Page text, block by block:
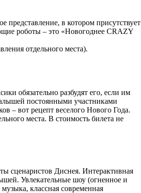
представление, в котором присутствует
роботы – это «Новогоднее CRAZY
отдельного места).
обязательно разбудят его, если им
постоянными участниками
– вот рецепт веселого Нового Года.
места. В стоимость билета не
сценаристов Диснея. Интерактивная
Увлекательные шоу (огненное и
классная современная